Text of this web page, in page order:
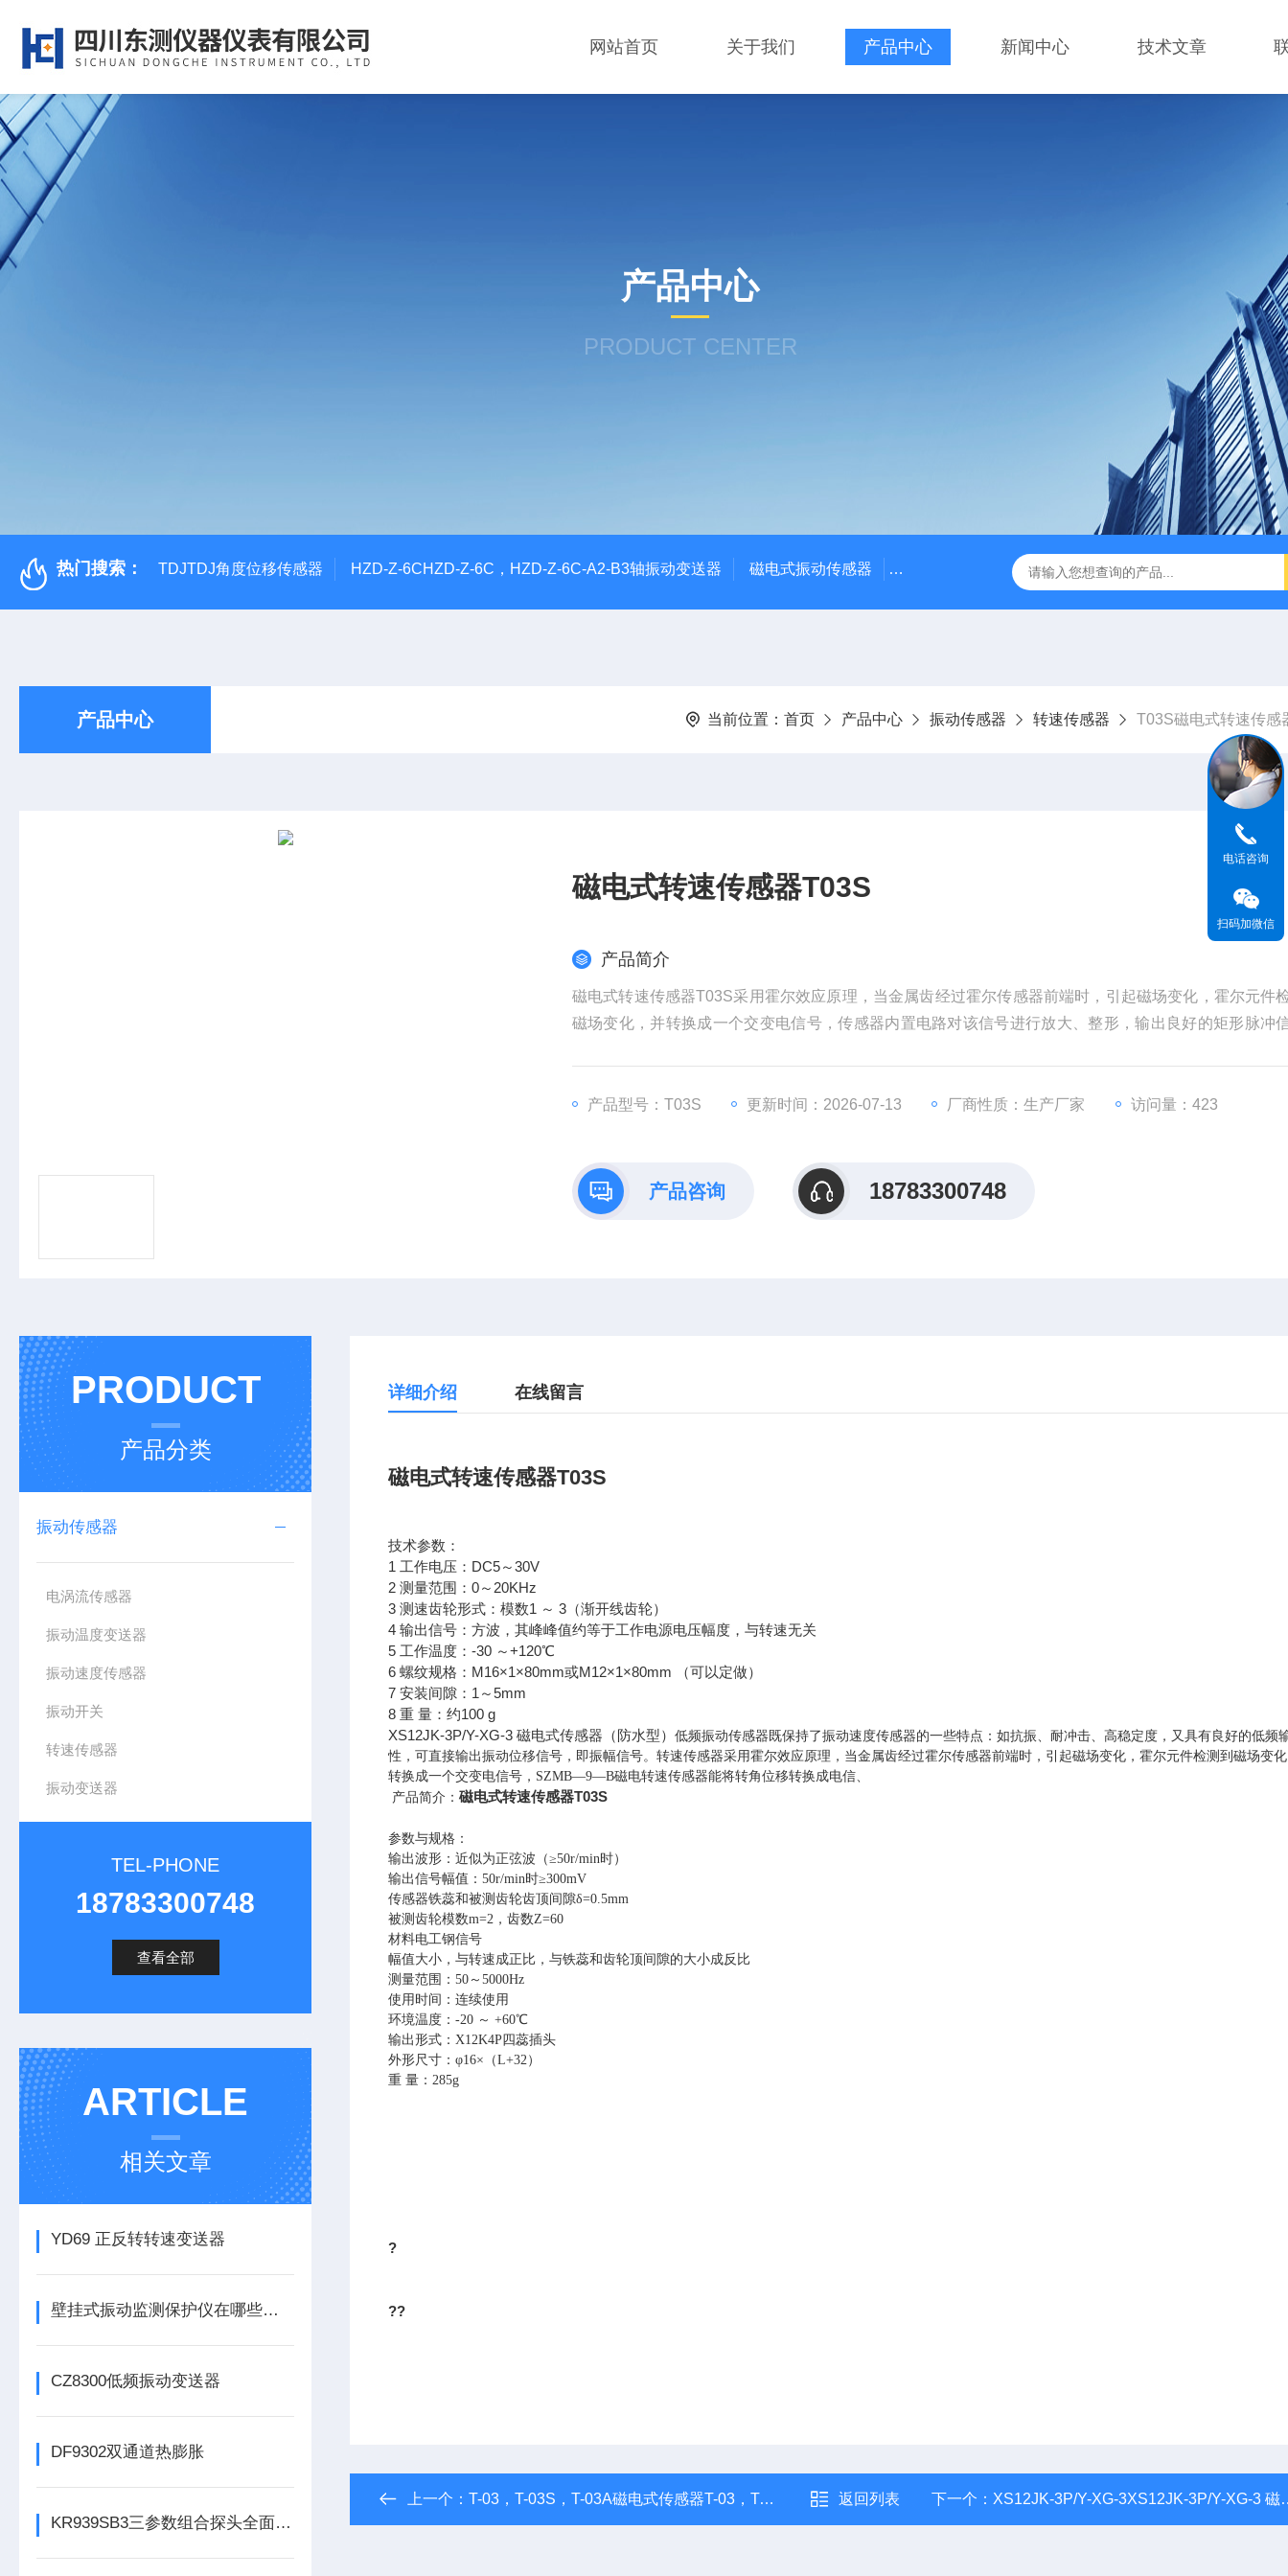
网站首页 关于我们 产品中心 新闻中心 技术文章
产品中心
PRODUCT CENTER
热门搜索： TDJTDJ角度位移传感器 HZD-Z-6CHZD-Z-6C，HZD-Z-6C-A2-B3轴振动变送器 磁电式振动传感器 NE3100电涡流位移传感器 三轴振动传感器 加速度
产品中心 当前位置： 首页 产品中心 振动传感器 转速传感器 T03S磁电式转速传感
磁电式转速传感器T03S
产品简介
磁电式转速传感器T03S采用霍尔效应原理，当金属齿经过霍尔传感器前端时，引起磁场变化，霍尔元件
磁场变化，并转换成一个交变电信号，传感器内置电路对该信号进行放大、整形，输出良好的矩形脉冲
产品型号：T03S
更新时间：2026-07-13 厂商性质：生产厂家 访问量：423
产品咨询 18783300748
PRODUCT
产品分类
振动传感器
电涡流传感器
振动温度变送器
振动速度传感器
振动开关
转速传感器
振动变送器
TEL-PHONE
18783300748
查看全部
ARTICLE
相关文章
YD69 正反转转速变送器
壁挂式振动监测保护仪在哪些领域有广泛应用？
CZ8300低频振动变送器
DF9302双通道热膨胀
KR939SB3三参数组合探头全面解析
详细介绍 在线留言
磁电式转速传感器T03S
技术参数：
1 工作电压：DC5～30V
2 测量范围：0～20KHz
3 测速齿轮形式：模数1 ～ 3（渐开线齿轮）
4 输出信号：方波，其峰峰值约等于工作电源电压幅度，与转速无关
5 工作温度：-30 ～+120℃
6 螺纹规格：M16×1×80mm或M12×1×80mm （可以定做）
7 安装间隙：1～5mm
8 重 量：约100 g
XS12JK-3P/Y-XG-3 磁电式传感器（防水型） 低频振动传感器既保持了振动速度传感器的一些特点：如抗振、耐冲击、高稳定度，又具有良好的低频
性，可直接输出振动位移信号，即振幅信号。 转速传感器采用霍尔效应原理，当金属齿经过霍尔传感器前端时，引起磁场变化，霍尔元件检测到磁场变
转换成一个交变电信号，SZMB—9—B磁电转速传感器能将转角位移转换成电信、
产品简介： 磁电式转速传感器T03S
参数与规格：
输出波形：近似为正弦波（≥50r/min时）
输出信号幅值：50r/min时≥300mV
传感器铁蕊和被测齿轮齿顶间隙δ=0.5mm
被测齿轮模数m=2，齿数Z=60
材料电工钢信号
幅值大小，与转速成正比，与铁蕊和齿轮顶间隙的大小成反比
测量范围：50～5000Hz
使用时间：连续使用
环境温度：-20 ～ +60℃
输出形式：X12K4P四蕊插头
外形尺寸：φ16×（L+32）
重 量：285g
?
??
上一个： T-03，T-03S，T-03A磁电式传感器T-03，T-03S，T-03A 返回列表 下一个： XS12JK-3P/Y-XG-3XS12JK-3P/Y-XG-3 磁电式传感器（防水型）
电话咨询
扫码加微信